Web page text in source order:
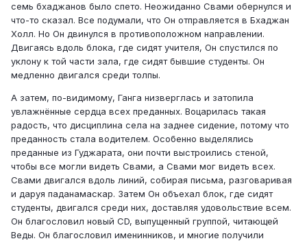
семь бхаджанов было спето. Неожиданно Свами обернулся и
что-то сказал. Все подумали, что Он отправляется в Бхаджан
Холл. Но Он двинулся в противоположном направлении.
Двигаясь вдоль блока, где сидят учителя, Он спустился по
уклону к той части зала, где сидят бывшие студенты. Он
медленно двигался среди толпы.
А затем, по-видимому, Ганга низверглась и затопила
увлажнённые сердца всех преданных. Воцарилась такая
радость, что дисциплина села на заднее сидение, потому что
преданность стала водителем. Особенно выделялись
преданные из Гуджарата, они почти выстроились стеной,
чтобы все могли видеть Свами, а Свами мог видеть всех.
Свами двигался вдоль линий, собирая письма, разговаривая
и даруя паданамаскар. Затем Он объехал блок, где сидят
студенты, двигался среди них, доставляя удовольствие всем.
Он благословил новый CD, выпущенный группой, читающей
Веды. Он благословил именинников, и многие получили